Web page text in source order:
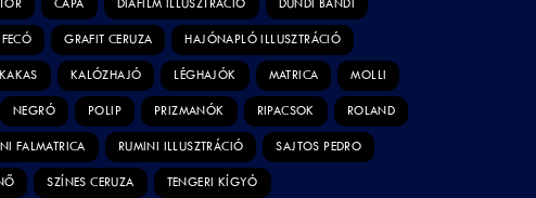
CÁPA DIAFILM ILLUSZTRÁCIÓ DUNDI BANDI
GRAFIT CERUZA HAJÓNAPLÓ ILLUSZTRÁCIÓ
KAKAS KALÓZHAJÓ LÉGHAJÓK MATRICA MOLLI
NEGRÓ POLIP PRIZMANÓK RIPACSOK ROLAND
FALMATRICA RUMINI ILLUSZTRÁCIÓ SAJTOS PEDRO
SZÍNES CERUZA TENGERI KÍGYÓ